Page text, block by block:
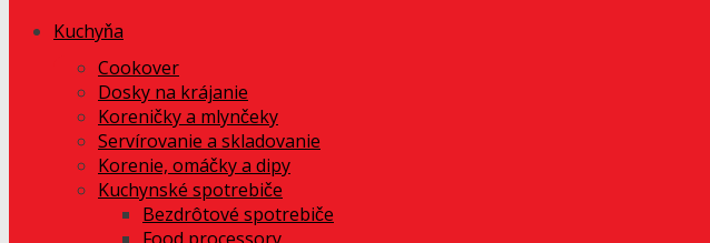
Kuchyňa
Cookover
Dosky na krájanie
Koreničky a mlynčeky
Servírovanie a skladovanie
Korenie, omáčky a dipy
Kuchynské spotrebiče
Bezdrôtové spotrebiče